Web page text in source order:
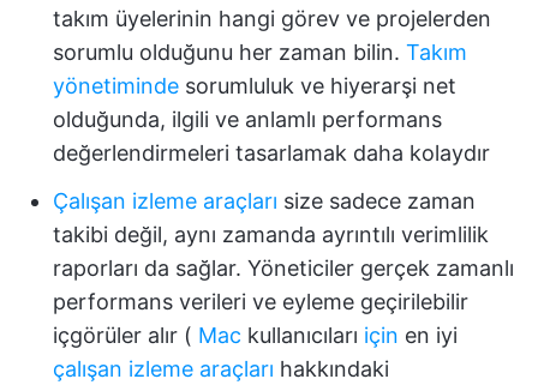
takım üyelerinin hangi görev ve projelerden
sorumlu olduğunu her zaman bilin. Takım
yönetiminde sorumluluk ve hiyerarşi net
olduğunda, ilgili ve anlamlı performans
değerlendirmeleri tasarlamak daha kolaydır
Çalışan izleme araçları size sadece zaman
takibi değil, aynı zamanda ayrıntılı verimlilik
raporları da sağlar. Yöneticiler gerçek zamanlı
performans verileri ve eyleme geçirilebilir
içgörüler alır ( Mac kullanıcıları için en iyi
çalışan izleme araçları hakkındaki